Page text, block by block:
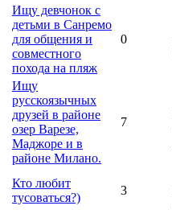
Ищу девчонок с
детьми в Санремо
для общения и
совместного
похода на пляж
0
Ищу
русскоязычных
друзей в районе
озер Варезе,
Маджоре и в
районе Милано.
7
Кто любит
тусоваться?)
3